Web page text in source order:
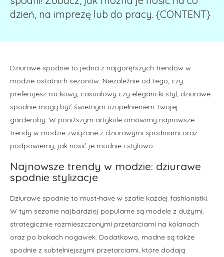
dzień, na imprezę lub do pracy. {CONTENT}
Dziurawe spodnie to jedna z najgorętszych trendów w
modzie ostatnich sezonów. Niezależnie od tego, czy
preferujesz rockowy, casualowy czy elegancki styl, dziurawe
spodnie mogą być świetnym uzupełnieniem Twojej
garderoby. W poniższym artykule omówimy najnowsze
trendy w modzie związane z dziurawymi spodniami oraz
podpowiemy, jak nosić je modnie i stylowo.
Najnowsze trendy w modzie: dziurawe
spodnie stylizacje
Dziurawe spodnie to must-have w szafie każdej fashionistki.
W tym sezonie najbardziej popularne są modele z dużymi,
strategicznie rozmieszczonymi przetarciami na kolanach
oraz po bokach nogawek. Dodatkowo, modne są także
spodnie z subtelniejszymi przetarciami, które dodają